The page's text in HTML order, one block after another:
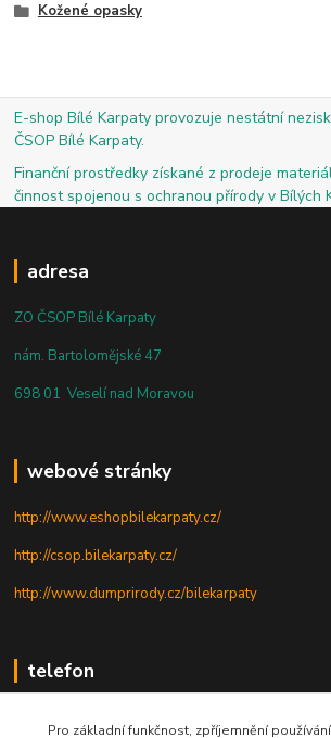
Kožené opasky
E-shop Bílé Karpaty provozuje nestátní
ČSOP Bílé Karpaty.
Finanční prostředky získané z prodeje
činnost spojenou s ochranou přírody v Bílých
adresa
ZO ČSOP Bílé Karpaty
nám. Bartolomějské 47
698 01 Veselí nad Moravou
webové stránky
http://www.eshopbilekarpaty.cz/
http://csop.bilekarpaty.cz/
http://www.dumprirody.cz/bilekarpaty
telefon
Pro základní funkčnost, zpříjemnění